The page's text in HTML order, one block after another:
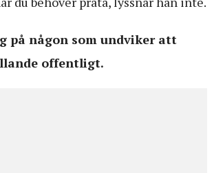
på någon som undviker att
offentligt.